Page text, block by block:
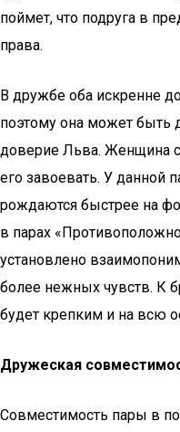
поймет, что подруга в
права.
В дружбе оба искренне
поэтому она может быть
доверие Льва. Женщина
его завоевать. У
рождаются быстрее на
в парах
установлено
более нежных чувств. К
будет крепким и на всю
Дружеская
Coвмeстимoсть пaры в